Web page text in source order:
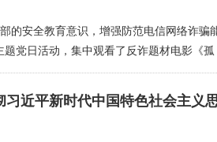
安全教育意识，增强防范电信网络诈骗
题党日活动，集中观看了反诈题材电影《孤
习近平新时代中国特色社会主义